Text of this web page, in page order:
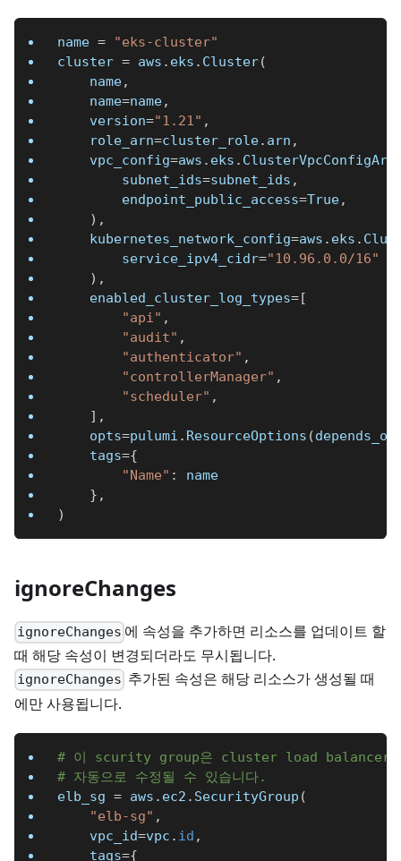
name =
"eks-cluster"
cluster = aws . eks . Cluster(
    name
,
    name
=name,
    version
="1.21" ,
    role_arn
=cluster_role. arn ,
    vpc_config
=aws . eks .
        subnet_ids
=subnet_ids ,
        endpoint_public_access
=True,
) ,
    kubernetes_network_config
=aws . eks .
        service_ipv4_cidr
="10.96.0.0/16"
) ,
    enabled_cluster_log_types
=[
"api" ,
"audit" ,
"authenticator" ,
"controllerManager" ,
"scheduler" ,
] ,
    opts
=pulumi . ResourceOptions (depends_on
    tags
={
"Name" :
name
} ,
)
ignoreChanges
ignoreChanges 에 속성을 추가하면 리소스를 업데이트 할
때 해당 속성이 변경되더라도 무시됩니다.
ignoreChanges 추가된 속성은 해당 리소스가 생성될 때
에만 사용됩니다.
# 이 scurity group은 cluster load balancer를
# 자동으로 수정될 수 있습니다.
elb_sg = aws . ec2 . SecurityGroup (
"elb-sg" ,
    vpc_id
=vpc . id ,
    tags
={